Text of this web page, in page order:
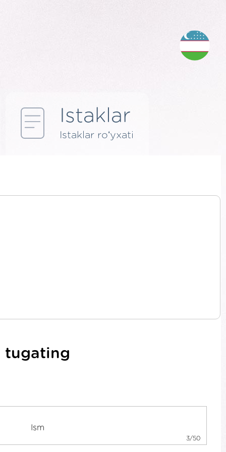
Istaklar
Istaklar roʻyxati
tugating
3/50